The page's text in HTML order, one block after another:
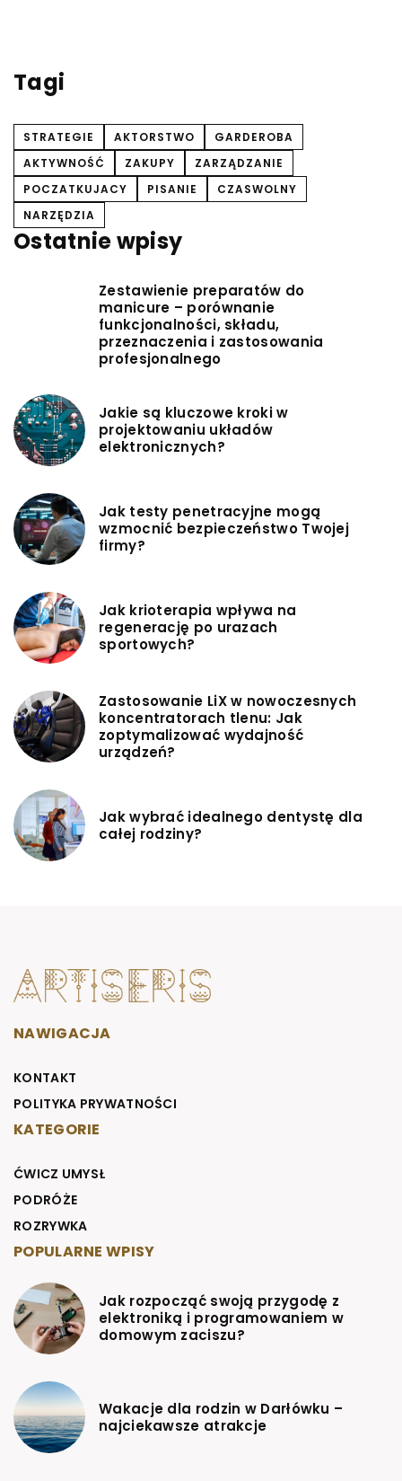
Tagi
STRATEGIE AKTORSTWO
GARDEROBA
AKTYWNOŚĆ
ZAKUPY
ZARZĄDZANIE
POCZATKUJACY
PISANIE
CZASWOLNY
NARZĘDZIA
Ostatnie wpisy
Zestawienie preparatów do
manicure – porównanie
funkcjonalności, składu,
przeznaczenia i zastosowania
profesjonalnego
Jakie są kluczowe kroki w
projektowaniu układów
elektronicznych?
Jak testy penetracyjne mogą
wzmocnić bezpieczeństwo Twojej
firmy?
Jak krioterapia wpływa na
regenerację po urazach
sportowych?
Zastosowanie LiX w nowoczesnych
koncentratorach tlenu: Jak
zoptymalizować wydajność
urządzeń?
Jak wybrać idealnego dentystę dla
całej rodziny?
NAWIGACJA
KONTAKT
POLITYKA PRYWATNOŚCI
KATEGORIE
ĆWICZ UMYSŁ
PODRÓŻE
ROZRYWKA
POPULARNE WPISY
Jak rozpocząć swoją przygodę z
elektroniką i programowaniem w
domowym zaciszu?
Wakacje dla rodzin w Darłówku –
najciekawsze atrakcje